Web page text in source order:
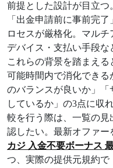
前提とした設計が目立つ
「出金申請前に事前完
ロセスが厳格化。マルチ
デバイス・支払い手段な
これらの背景を踏まえ
可能時間内で消化できる
のバランスが良いか」
しているか」の3点に収
較を行う際は、一覧の
認したい。最新オファー
カジ 入金不要ボーナス
つ、実際の提供元規約